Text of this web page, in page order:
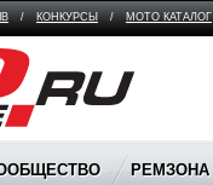
/ КОНКУРСЫ / МОТО КАТАЛОГ
РЕМЗОНА